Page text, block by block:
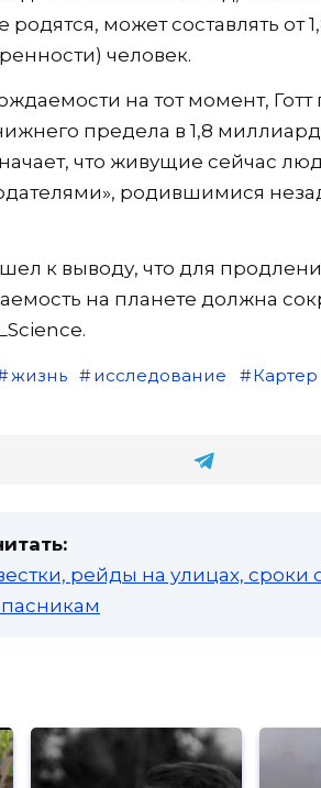
может составлять от
человек.
на тот момент,
предела в 1,8
что живущие сейчас
родившимися
к выводу, что для
на планете должна
жизнь исследование Картер
рейды на улицах,